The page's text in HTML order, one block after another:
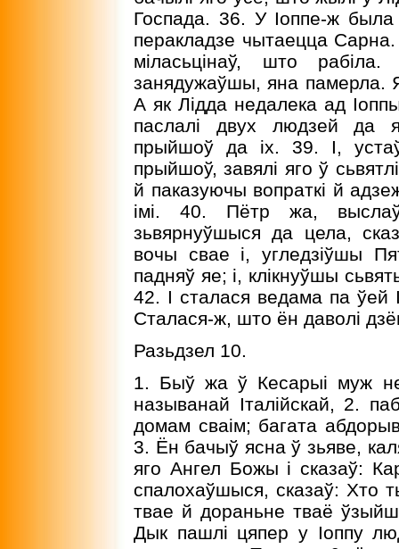
Госпада. 36. У Іоппе-ж
перакладзе чытаецца
міласьцінаў, што
занядужаўшы, яна памерла.
А як Лідда недалека ад
паслалі двух людзей да
прыйшоў да іх. 39. I,
прыйшоў, завялі яго ў
й паказуючы вопраткі й
імі. 40. Пётр жа,
зьвярнуўшыся да цела,
вочы свае і, угледзіўшы
падняў яе; і, клікнуўшы
42. I сталася ведама па ўей
Сталася-ж, што ён даволі
Разьдзел 10.
1. Быў жа ў Кесарыі муж
называнай Італійскай, 2.
домам сваім; багата
3. Ён бачыў ясна ў зьяве,
яго Ангел Божы і сказаў:
спалохаўшыся, сказаў: Хто
твае й дораньне тваё
Дык пашлі цяпер у Іоппу